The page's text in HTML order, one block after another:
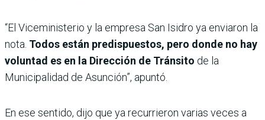
“El Viceministerio y la empresa San Isidro ya enviaron la
nota. Todos están predispuestos, pero donde no hay
voluntad es en la Dirección de Tránsito de la
Municipalidad de Asunción”, apuntó.
En ese sentido, dijo que ya recurrieron varias veces a